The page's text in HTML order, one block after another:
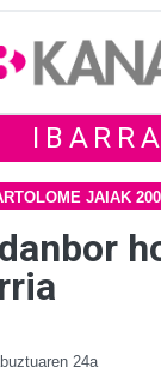
IBARRA
JAIAK
24a